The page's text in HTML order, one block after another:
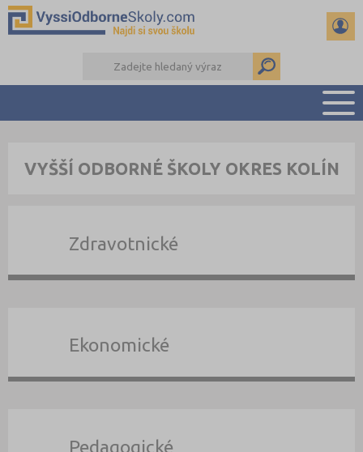
PŘÍPRAVA NA PŘIJÍMAČKY
VYŠŠÍ ODBORNÉ ŠKOLY OKRES KOLÍN
Zdravotnické
Ekonomické
Pedagogické